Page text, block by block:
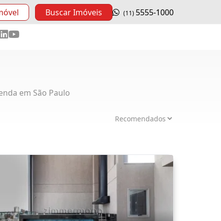
Buscar Imóveis (11) 5555-1000
em São Paulo